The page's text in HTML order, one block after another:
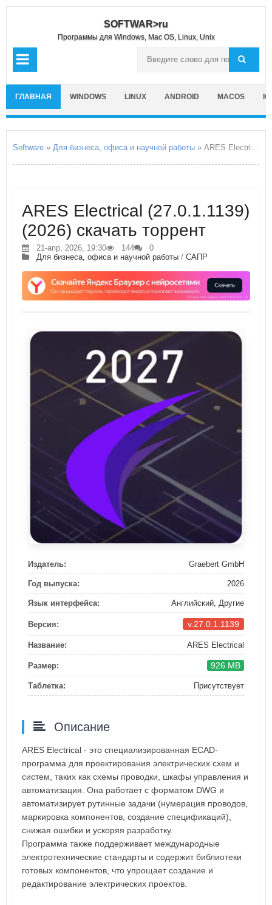
SOFTWAR>ru
Программы для Windows, Mac OS, Linux, Unix
ГЛАВНАЯ WINDOWS LINUX ANDROID MACOS
Software » Для бизнеса, офиса и научной работы » ARES Electrical
ARES Electrical (27.0.1.1139)
(2026) скачать торрент
21-апр, 2026, 19:30 144
0
Для бизнеса, офиса и научной работы / САПР
Издатель: Graebert GmbH
Год выпуска: 2026
Язык интерфейса: Английский, Другие
Версия: v.27.0.1.1139
Название: ARES Electrical
Размер: 926 MB
Таблетка: Присутствует
Описание
ARES Electrical - это специализированная ECAD-
программа для проектирования электрических схем и
систем, таких как схемы проводки, шкафы управления и
автоматизация. Она работает с форматом DWG и
автоматизирует рутинные задачи (нумерация проводов,
маркировка компонентов, создание спецификаций),
снижая ошибки и ускоряя разработку.
Программа также поддерживает международные
электротехнические стандарты и содержит библиотеки
готовых компонентов, что упрощает создание и
редактирование электрических проектов.